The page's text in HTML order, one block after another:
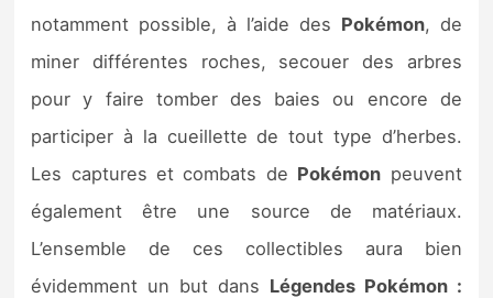
notamment possible, à l’aide des Pokémon, de
miner différentes roches, secouer des arbres
pour y faire tomber des baies ou encore de
participer à la cueillette de tout type d’herbes.
Les captures et combats de Pokémon peuvent
également être une source de matériaux.
L’ensemble de ces collectibles aura bien
évidemment un but dans Légendes Pokémon :